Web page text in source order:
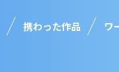
携わった作品 ワ